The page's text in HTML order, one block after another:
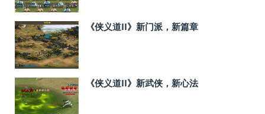
《侠义道II》新门派，新篇章
《侠义道II》新武侠，新心法